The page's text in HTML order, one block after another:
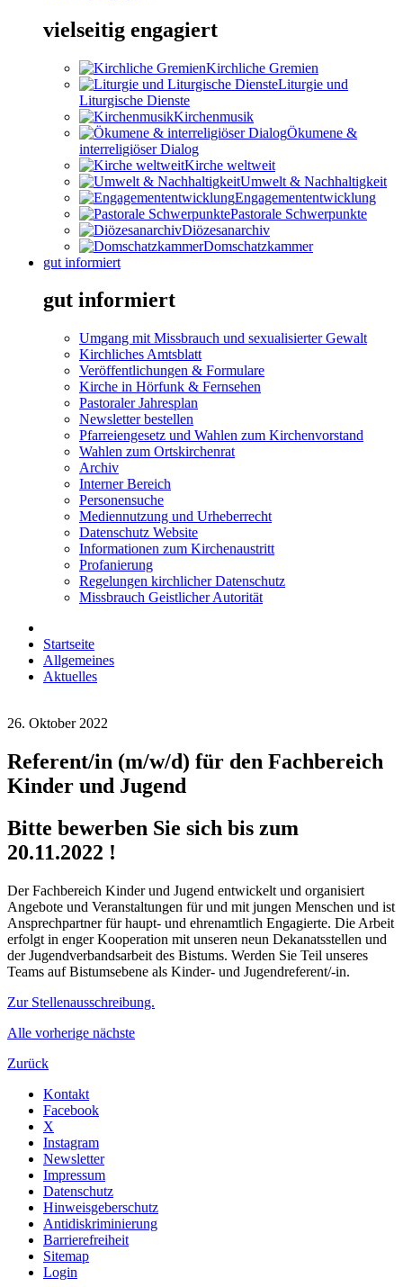
vielseitig engagiert
Kirchliche Gremien
Liturgie und
Liturgische Dienste
Kirchenmusik
Ökumene &
interreligiöser Dialog
Kirche weltweit
Umwelt & Nachhaltigkeit
Engagemententwicklung
Pastorale Schwerpunkte
Diözesanarchiv
Domschatzkammer
gut informiert
gut informiert
Umgang mit Missbrauch und sexualisierter Gewalt
Kirchliches Amtsblatt
Veröffentlichungen & Formulare
Kirche in Hörfunk & Fernsehen
Pastoraler Jahresplan
Newsletter bestellen
Pfarreiengesetz und Wahlen zum Kirchenvorstand
Wahlen zum Ortskirchenrat
Archiv
Interner Bereich
Personensuche
Mediennutzung und Urheberrecht
Datenschutz Website
Informationen zum Kirchenaustritt
Profanierung
Regelungen kirchlicher Datenschutz
Missbrauch Geistlicher Autorität
Startseite
Allgemeines
Aktuelles
26. Oktober 2022
Referent/in (m/w/d) für den Fachbereich
Kinder und Jugend
Bitte bewerben Sie sich bis zum
20.11.2022 !
Der Fachbereich Kinder und Jugend entwickelt und organisiert
Angebote und Veranstaltungen für und mit jungen Menschen und ist
Ansprechpartner für haupt- und ehrenamtlich Engagierte. Die Arbeit
erfolgt in enger Kooperation mit unseren neun Dekanatsstellen und
der Jugendverbandsarbeit des Bistums. Werden Sie Teil unseres
Teams auf Bistumsebene als Kinder- und Jugendreferent/-in.
Zur Stellenausschreibung.
Alle vorherige nächste
Zurück
Kontakt
Facebook
X
Instagram
Newsletter
Impressum
Datenschutz
Hinweisgeberschutz
Antidiskriminierung
Barrierefreiheit
Sitemap
Login